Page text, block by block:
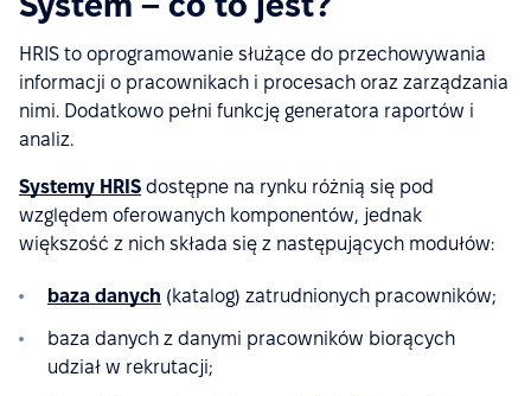
HRIS to oprogramowanie służące do przechowywania
informacji o pracownikach i procesach oraz zarządzania
nimi. Dodatkowo pełni funkcję generatora raportów i
analiz.
Systemy HRIS dostępne na rynku różnią się pod
względem oferowanych komponentów, jednak
większość z nich składa się z następujących modułów:
baza danych (katalog) zatrudnionych pracowników;
baza danych z danymi pracowników biorących
udział w rekrutacji;